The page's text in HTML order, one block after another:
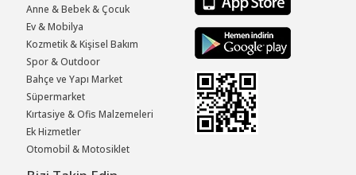
Anne & Bebek & Çocuk
Ev & Mobilya
Kozmetik & Kişisel Bakım
Spor & Outdoor
Bahçe ve Yapı Market
Süpermarket
Kırtasiye & Ofis Malzemeleri
Ek Hizmetler
Otomobil & Motosiklet